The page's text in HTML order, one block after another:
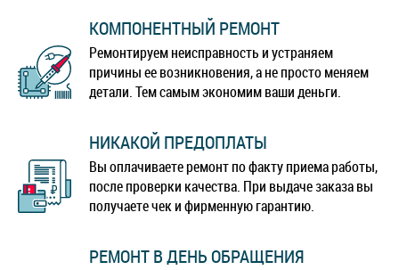
КОМПОНЕНТНЫЙ РЕМОНТ
Ремонтируем неисправность и устраняем
причины ее возникновения, а не просто меняем
детали. Тем самым экономим ваши деньги.
НИКАКОЙ ПРЕДОПЛАТЫ
Вы оплачиваете ремонт по факту приема работы,
после проверки качества. При выдаче заказа вы
получаете чек и фирменную гарантию.
РЕМОНТ В ДЕНЬ ОБРАЩЕНИЯ